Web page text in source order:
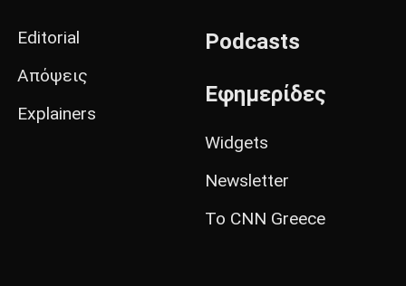
Editorial
Απόψεις
Explainers
Podcasts
Εφημερίδες
Widgets
Newsletter
Το CNN Greece